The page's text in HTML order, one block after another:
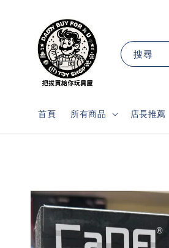
搜尋
首頁 所有商品 店長推薦